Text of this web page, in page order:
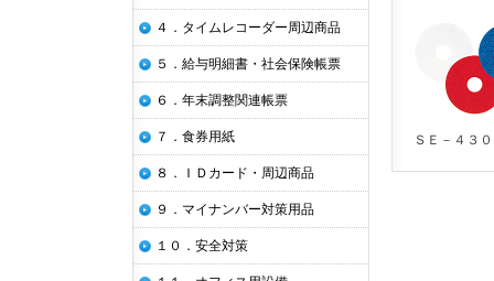
ＳＥ－４３
４．タイムレコーダー周辺商品
５．給与明細書・社会保険帳票
６．年末調整関連帳票
７．食券用紙
８．ＩＤカード・周辺商品
９．マイナンバー対策用品
１０．安全対策